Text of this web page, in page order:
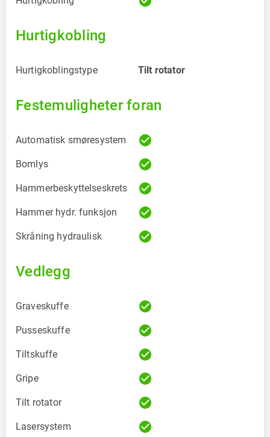
Hurtigkobling
Hurtigkoblingstype Tilt rotator
Festemuligheter foran
Automatisk smøresystem check_circle
Bomlys check_circle
Hammerbeskyttelseskrets check_circle
Hammer hydr. funksjon check_circle
Skråning hydraulisk check_circle
Vedlegg
Graveskuffe check_circle
Pusseskuffe check_circle
Tiltskuffe check_circle
Gripe check_circle
Tilt rotator check_circle
Lasersystem check_circle